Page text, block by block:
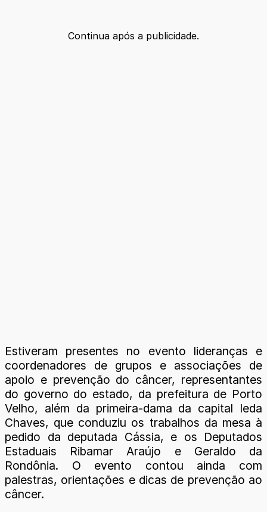
Continua após a publicidade.
Estiveram presentes no evento lideranças e
coordenadores de grupos e associações de
apoio e prevenção do câncer, representantes
do governo do estado, da prefeitura de Porto
Velho, além da primeira-dama da capital Ieda
Chaves, que conduziu os trabalhos da mesa à
pedido da deputada Cássia, e os Deputados
Estaduais Ribamar Araújo e Geraldo da
Rondônia. O evento contou ainda com
palestras, orientações e dicas de prevenção ao
câncer.